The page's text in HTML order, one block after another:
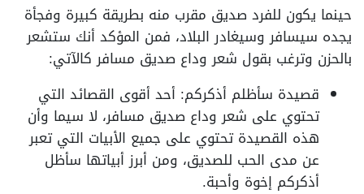
حينما يكون للفرد صديق مقرب منه بطريقة كبيرة وفجأة
يجده سيسافر وسيغادر البلاد، فمن المؤكد أنك ستشعر
بالحزن وترغب بقول شعر وداع صديق مسافر كالآتي:
قصيدة سأظلم أذكركم: أحد أقوى القصائد التي
تحتوي على شعر وداع صديق مسافر، لا سيما وأن
هذه القصيدة تحتوي على جميع الأبيات التي تعبر
عن مدى الحب للصديق، ومن أبرز أبياتها سأظل
أذكركم إخوة وأحبة.